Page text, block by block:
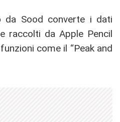
da Sood converte i dati
raccolti da Apple Pencil
come il “Peak and